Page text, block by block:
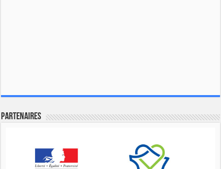
Partenaires